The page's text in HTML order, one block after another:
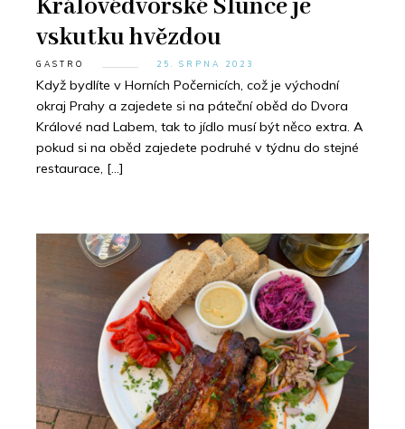
Královédvorské Slunce je
vskutku hvězdou
GASTRO 25. SRPNA 2023
Když bydlíte v Horních Počernicích, což je východní
okraj Prahy a zajedete si na páteční oběd do Dvora
Králové nad Labem, tak to jídlo musí být něco extra. A
pokud si na oběd zajedete podruhé v týdnu do stejné
restaurace, […]